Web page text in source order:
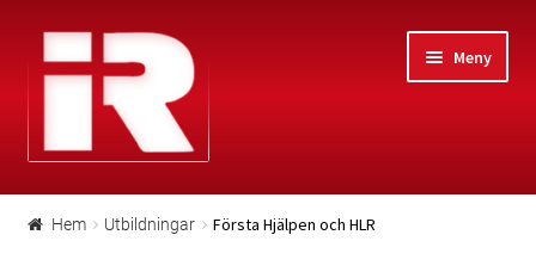
Hoppa
till
navigering
till
innehåll
Meny
Hem
Hem Utbildningar Första Hjälpen och HLR